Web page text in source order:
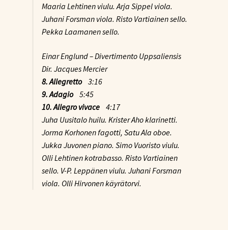
Maaria Lehtinen viulu. Arja Sippel viola.
Juhani Forsman viola. Risto Vartiainen sello.
Pekka Laamanen sello.
Einar Englund – Divertimento Uppsaliensis
Dir. Jacques Mercier
8. Allegretto3:16
9. Adagio5:45
10. Allegro vivace4:17
Juha Uusitalo huilu. Krister Aho klarinetti.
Jorma Korhonen fagotti, Satu Ala oboe.
Jukka Juvonen piano. Simo Vuoristo viulu.
Olli Lehtinen kotrabasso. Risto Vartiainen
sello. V-P. Leppänen viulu. Juhani Forsman
viola. Olli Hirvonen käyrätorvi.